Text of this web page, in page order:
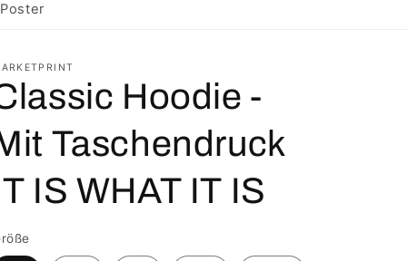
Poster
Hoodie -
Taschendruck
IS WHAT IT IS